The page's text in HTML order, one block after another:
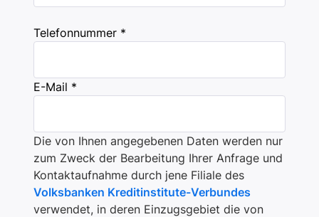
Telefonnummer *
E-Mail *
Die von Ihnen angegebenen Daten werden nur
zum Zweck der Bearbeitung Ihrer Anfrage und
Kontaktaufnahme durch jene Filiale des
Volksbanken Kreditinstitute-Verbundes
verwendet, in deren Einzugsgebiet die von